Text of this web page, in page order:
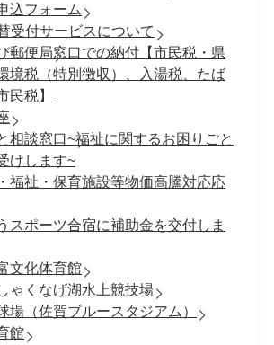
込フォーム
受付サービスについて
郵便局窓口での納付【市民税・県
境税（特別徴収）、入湯税、たば
民税】
相談窓口~福祉に関するお困りごと
けします~
福祉・保育施設等物価高騰対応応
スポーツ合宿に補助金を交付しま
文化体育館
ゃくなげ湖水上競技場
場（佐賀ブルースタジアム）
館